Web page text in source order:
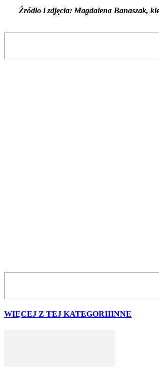
Źródło i zdjęcia: Magdalena Banaszak,
WIĘCEJ Z TEJ KATEGORIIINNE